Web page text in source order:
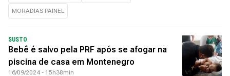
MORADIAS PAINEL
SUSTO
Bebê é salvo pela PRF após se afogar na
piscina de casa em Montenegro
16/09/2024 - 15h38min